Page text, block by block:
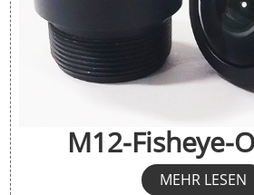
M12-Fisheye-
MEHR LESEN